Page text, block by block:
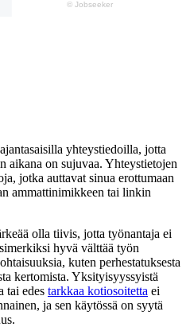
yhteystiedoilla, jotta
aikana on sujuvaa. Yhteystietojen
jotka auttavat sinua erottumaan
ammattinimikkeen tai linkin
olla tiivis, jotta työnantaja ei
hyvä välttää työn
kuten perhestatuksesta
kertomista. Yksityisyyssyistä
tai edes tarkkaa kotiosoitetta ei
ja sen käytössä on syytä